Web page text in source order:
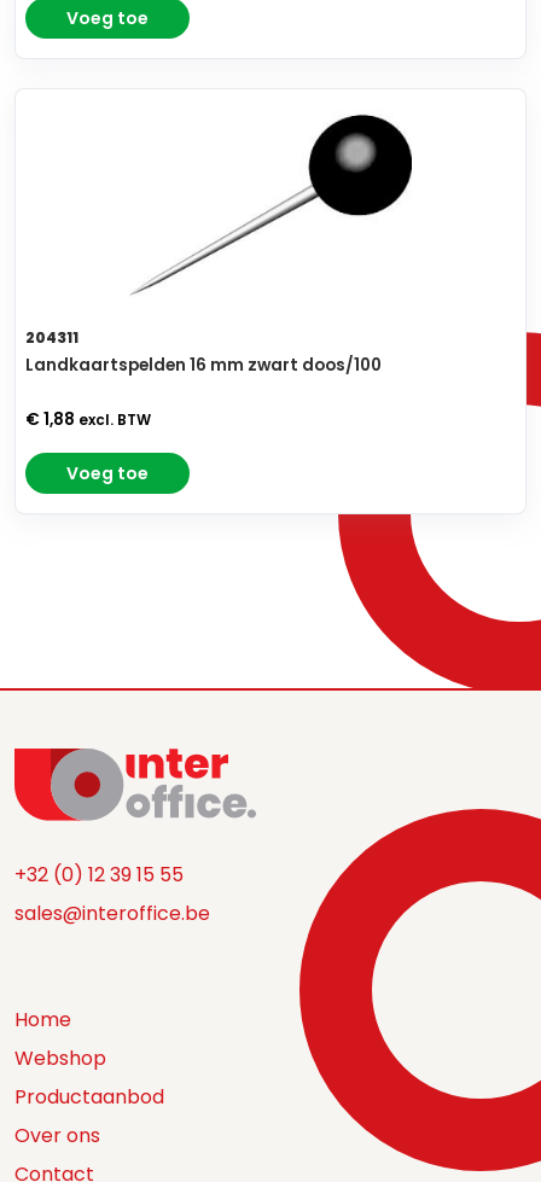
Voeg toe
204311
Landkaartspelden 16 mm zwart doos/100
€ 1,88 excl. BTW
Voeg toe
+32 (0) 12 39 15 55
sales@interoffice.be
Home
Webshop
Productaanbod
Over ons
Contact